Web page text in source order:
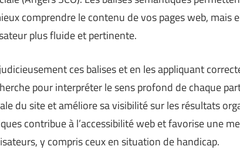
comprendre le contenu de vos pages web,
plus fluide et pertinente.
ces balises et en les appliquant
pour interpréter le sens profond de chaque
du site et améliore sa visibilité sur les résultats
contribue à l’accessibilité web et favorise une
y compris ceux en situation de handicap.